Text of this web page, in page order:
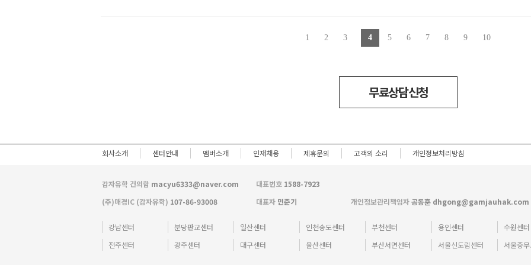
1 2 3 4 5 6 7 8 9 10
무료상담신청
회사소개 센터안내 멤버소개 인재채용 제휴문의 고객의 소리 개인정보처리방침
감자유학 건의함 macyu6333@naver.com 대표번호 1588-7923
(주)매경IC (감자유학) 107-86-93008 대표자 민준기 개인정보관리책임자공동훈 dhgong@gamjauhak.com
강남센터 분당판교센터 일산센터 인천송도센터 부천센터 용인센터 수원센터
전주센터
광주센터 대구센터 울산센터 부산서면센터 서울신도림센터 서울충